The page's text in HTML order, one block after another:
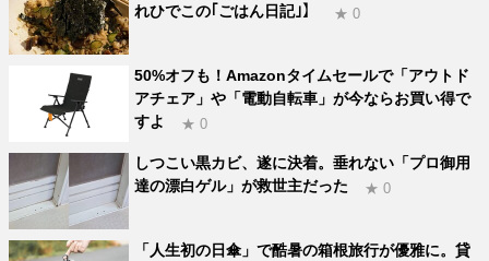
れひでこの｢ごはん日記｣】
★ 0
50%オフも！Amazonタイムセールで「アウトド
アチェア」や「電動自転車」が今ならお買い得で
すよ
★ 0
しつこい黒カビ、遂に決着。垂れない「プロ御用
達の漂白ゲル」が救世主だった
★ 0
「人生初の日傘」で酷暑の箱根旅行が優雅に。貸